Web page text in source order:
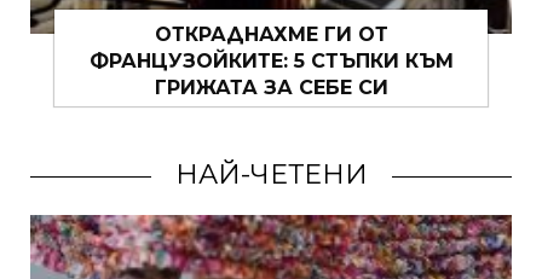
ОТКРАДНАХМЕ ГИ ОТ
ФРАНЦУЗОЙКИТЕ: 5 СТЪПКИ КЪМ
ГРИЖАТА ЗА СЕБЕ СИ
НАЙ-ЧЕТЕНИ